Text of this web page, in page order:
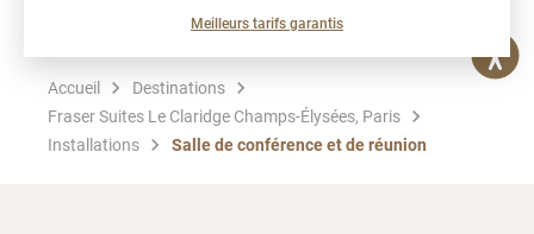
Meilleurs tarifs garantis
Accueil
Destinations
Fraser Suites Le Claridge Champs-Élysées, Paris
Installations
Salle de conférence et de réunion